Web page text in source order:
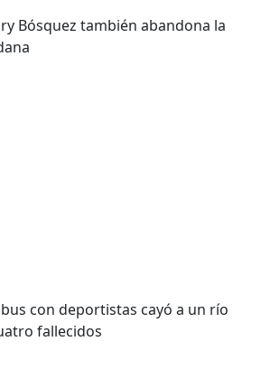
Bósquez también abandona la
bus con deportistas cayó a un río
fallecidos